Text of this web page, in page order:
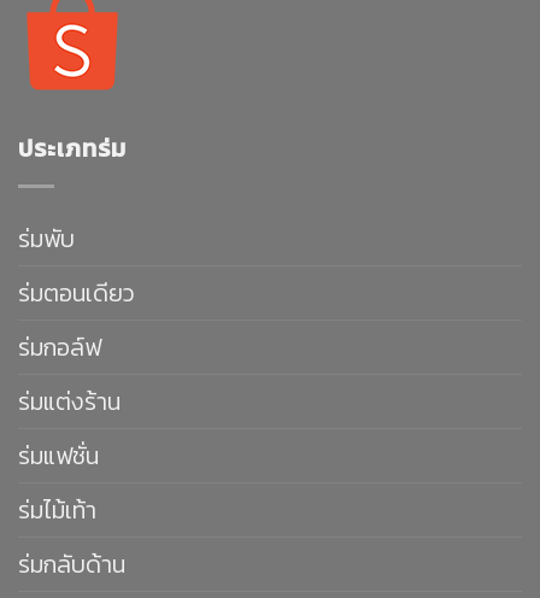
ประเภทร่ม
ร่มพับ
ร่มตอนเดียว
ร่มกอล์ฟ
ร่มแต่งร้าน
ร่มแฟชั่น
ร่มไม้เท้า
ร่มกลับด้าน